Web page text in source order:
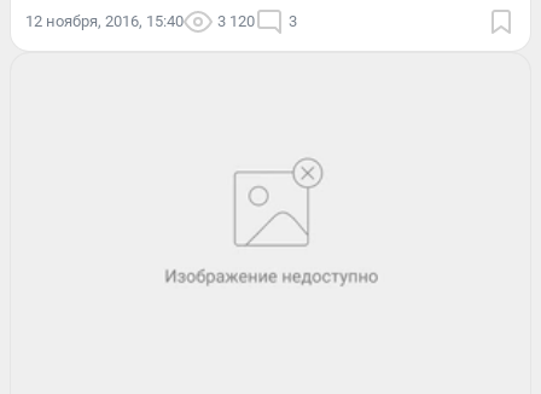
12 ноября, 2016, 15:40 3 120 3